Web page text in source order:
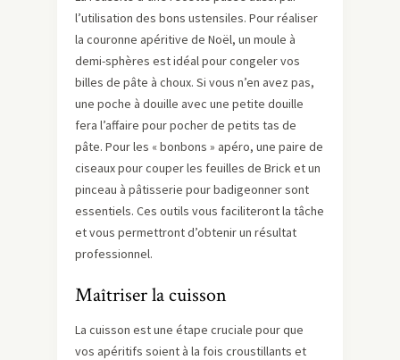
l’utilisation des bons ustensiles. Pour réaliser
la couronne apéritive de Noël, un moule à
demi-sphères est idéal pour congeler vos
billes de pâte à choux. Si vous n’en avez pas,
une poche à douille avec une petite douille
fera l’affaire pour pocher de petits tas de
pâte. Pour les « bonbons » apéro, une paire de
ciseaux pour couper les feuilles de Brick et un
pinceau à pâtisserie pour badigeonner sont
essentiels. Ces outils vous faciliteront la tâche
et vous permettront d’obtenir un résultat
professionnel.
Maîtriser la cuisson
La cuisson est une étape cruciale pour que
vos apéritifs soient à la fois croustillants et